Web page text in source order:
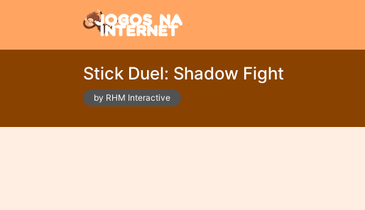
Stick Duel: Shadow Fight
by RHM Interactive